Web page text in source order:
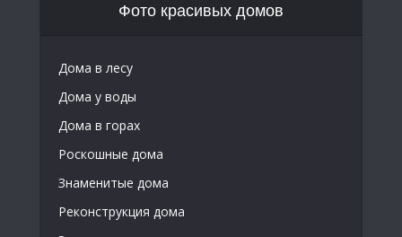
Фото красивых домов
Дома в лесу
Дома у воды
Дома в горах
Роскошные дома
Знаменитые дома
Реконструкция дома